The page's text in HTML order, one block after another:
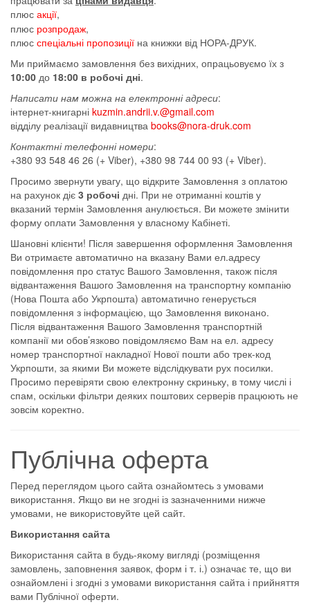
плюс акції,
плюс розпродаж,
плюс спеціальні пропозиції на книжки від НОРА-ДРУК.
Ми приймаємо замовлення без вихідних, опрацьовуємо їх з
10:00 до 18:00 в робочі дні.
Написати нам можна на електронні адреси:
інтернет-книгарні kuzmin.andrii.v.@gmail.com
відділу реалізації видавництва books@nora-druk.com
Контактні телефонні номери:
+380 93 548 46 26 (+ Viber), +380 98 744 00 93 (+ Viber).
Просимо звернути увагу, що відкрите Замовлення з оплатою
на рахунок діє 3 робочі дні. При не отриманні коштів у
вказаний термін Замовлення анулюється. Ви можете змінити
форму оплати Замовлення у власному Кабінеті.
Шановні клієнти! Після завершення оформлення Замовлення
Ви отримаєте автоматично на вказану Вами ел.адресу
повідомлення про статус Вашого Замовлення, також після
відвантаження Вашого Замовлення на транспортну компанію
(Нова Пошта або Укрпошта) автоматично генерується
повідомлення з інформацією, що Замовлення виконано.
Після відвантаження Вашого Замовлення транспортній
компанії ми обов’язково повідомляємо Вам на ел. адресу
номер транспортної накладної Нової пошти або трек-код
Укрпошти, за якими Ви можете відслідкувати рух посилки.
Просимо перевіряти свою електронну скриньку, в тому числі і
спам, оскільки фільтри деяких поштових серверів працюють не
зовсім коректно.
Публічна оферта
Перед переглядом цього сайта ознайомтесь з умовами
використання. Якщо ви не згодні із зазначенними нижче
умовами, не використовуйте цей сайт.
Використання сайта
Використання сайта в будь-якому вигляді (розміщення
замовлень, заповнення заявок, форм і т. і.) означає те, що ви
ознайомлені і згодні з умовами використання сайта і прийняття
вами Публічної оферти.